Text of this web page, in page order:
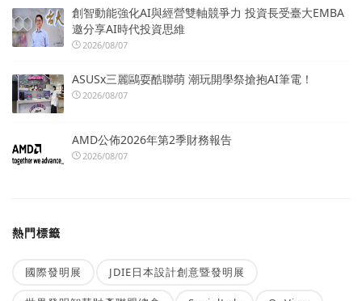
創智動能強化AI與經營雙軸競爭力 投資長受臺大EMBA
邀分享AI時代投資思維
2026/08/07
ASUSx三麗鷗耍酷聯萌 潮玩開學祭搶抱AI筆電！
2026/08/07
AMD公佈2026年第2季財務報告
2026/08/07
熱門標籤
國際發明展 JDIE日本設計創意暨發明展